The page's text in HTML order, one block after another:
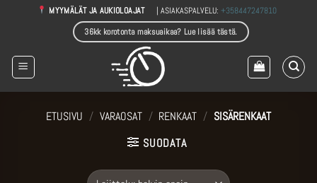
MYYMÄLÄT JA AUKIOLOAJAT | ASIAKASPALVELU:+358447247810
36kk korotonta maksuaikaa? Lue lisää tästä.
ETUSIVU / VARAOSAT / RENKAAT / SISÄRENKAAT
SUODATA